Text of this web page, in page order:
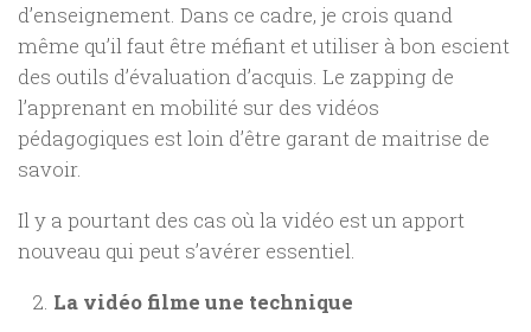
d’enseignement. Dans ce cadre, je crois quand
même qu’il faut être méfiant et utiliser à bon escient
des outils d’évaluation d’acquis. Le zapping de
l’apprenant en mobilité sur des vidéos
pédagogiques est loin d’être garant de maitrise de
savoir.
Il y a pourtant des cas où la vidéo est un apport
nouveau qui peut s’avérer essentiel.
La vidéo filme une technique